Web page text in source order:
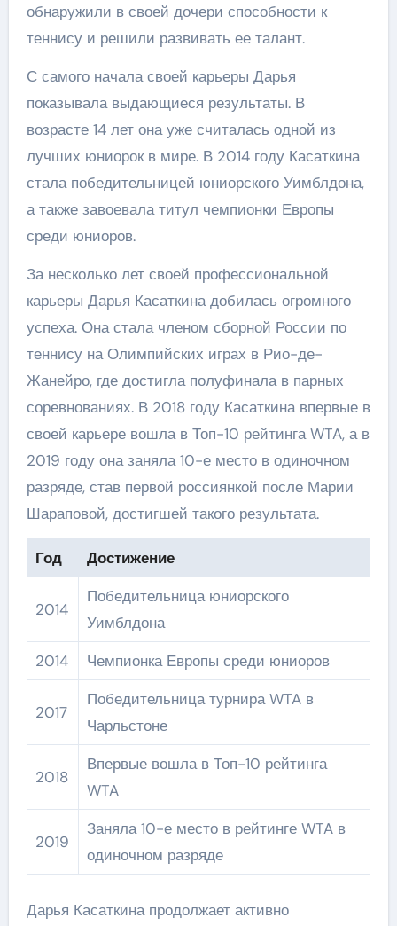
обнаружили в своей дочери способности к
теннису и решили развивать ее талант.
С самого начала своей карьеры Дарья
показывала выдающиеся результаты. В
возрасте 14 лет она уже считалась одной из
лучших юниорок в мире. В 2014 году Касаткина
стала победительницей юниорского Уимблдона,
а также завоевала титул чемпионки Европы
среди юниоров.
За несколько лет своей профессиональной
карьеры Дарья Касаткина добилась огромного
успеха. Она стала членом сборной России по
теннису на Олимпийских играх в Рио-де-
Жанейро, где достигла полуфинала в парных
соревнованиях. В 2018 году Касаткина впервые в
своей карьере вошла в Топ-10 рейтинга WTA, а в
2019 году она заняла 10-е место в одиночном
разряде, став первой россиянкой после Марии
Шараповой, достигшей такого результата.
Год Достижение
2014
Победительница юниорского
Уимблдона
2014
Чемпионка Европы среди юниоров
2017
Победительница турнира WTA в
Чарльстоне
2018
Впервые вошла в Топ-10 рейтинга
WTA
2019
Заняла 10-е место в рейтинге WTA в
одиночном разряде
Дарья Касаткина продолжает активно